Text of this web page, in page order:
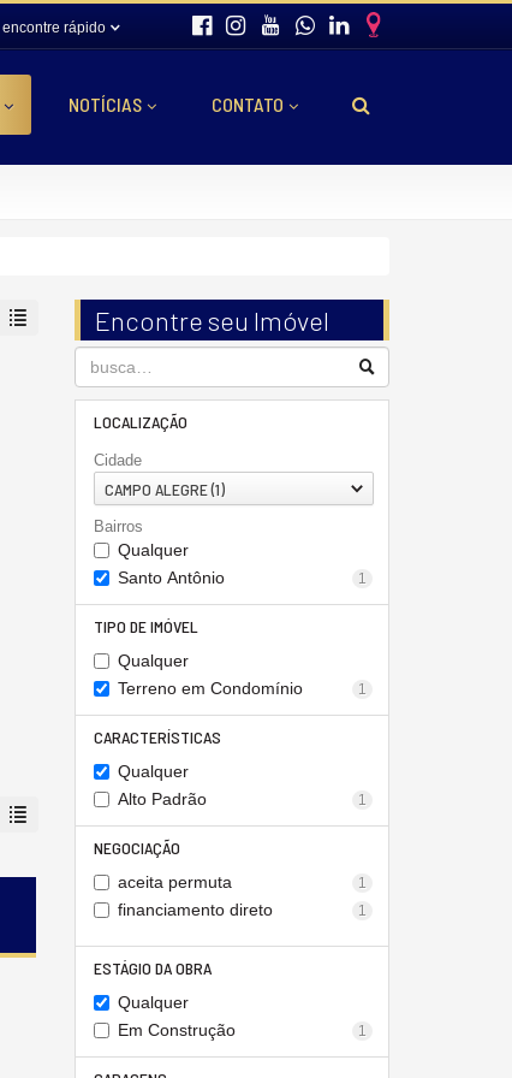
encontre rápido
NOTÍCIAS CONTATO
Encontre seu Imóvel
LOCALIZAÇÃO
Cidade
CAMPO ALEGRE (1)
Bairros
Qualquer
Santo Antônio
1
TIPO DE IMÓVEL
Qualquer
Terreno em Condomínio
1
CARACTERÍSTICAS
Qualquer
Alto Padrão
1
NEGOCIAÇÃO
aceita permuta 1
financiamento direto 1
ESTÁGIO DA OBRA
Qualquer
Em Construção
1